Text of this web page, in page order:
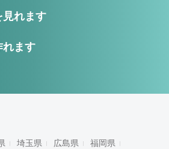
見れます
れます
埼玉県 広島県 福岡県